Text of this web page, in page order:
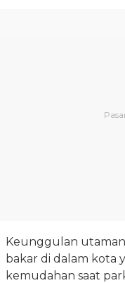
Keunggulan
bakar di dalam kota
kemudahan saat